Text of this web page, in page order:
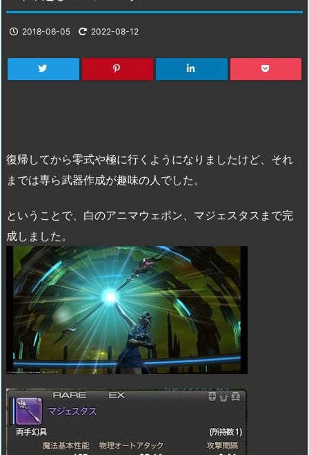
2018-06-05 2022-08-12
復帰してから零式や極に行くようになりましたけど、それ
までは専ら武器作成が趣味の人でした。
ということで、白のアニマウェポン、マジェスタスまで完
成しました。